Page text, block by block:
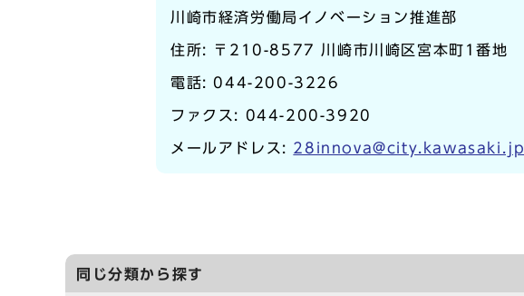
川崎市経済労働局イノベーション推進部
住所: 〒210-8577 川崎市川崎区宮本町1番地
電話: 044-200-3226
ファクス: 044-200-3920
メールアドレス: 28innova@city.kawasaki.jp
同じ分類から探す